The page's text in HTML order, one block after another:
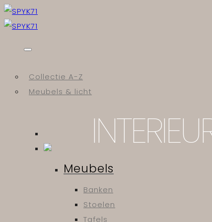
Skip
to
Collectie A-Z
Meubels & licht
Meubels
Banken
Stoelen
Tafels